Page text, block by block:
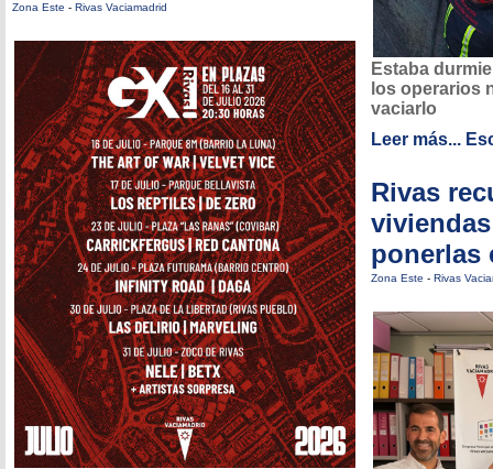
Zona Este - Rivas Vaciamadrid
Estaba
los operarios
vaciarlo
Leer más...
Rivas
ponerlas
Zona Este - Rivas